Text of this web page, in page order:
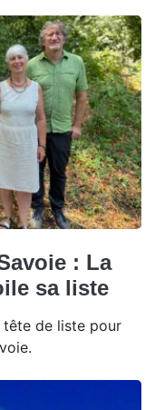
: La
sa liste
tête de liste pour